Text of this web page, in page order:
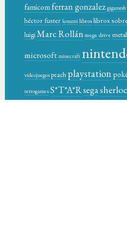
famicomferran gonzalez gigamesh
héctor fuster konami libroslibros
luigiMarc Rollánmega drive
microsoftminecraft
videojuegospeach playstation
retrogamesS*T*A*Rsega